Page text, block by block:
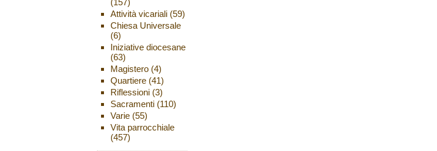
Attività vicariali(59)
Chiesa Universale
(6)
Iniziative diocesane
(63)
Magistero(4)
Quartiere(41)
Riflessioni(3)
Sacramenti(110)
Varie(55)
Vita parrocchiale
(457)